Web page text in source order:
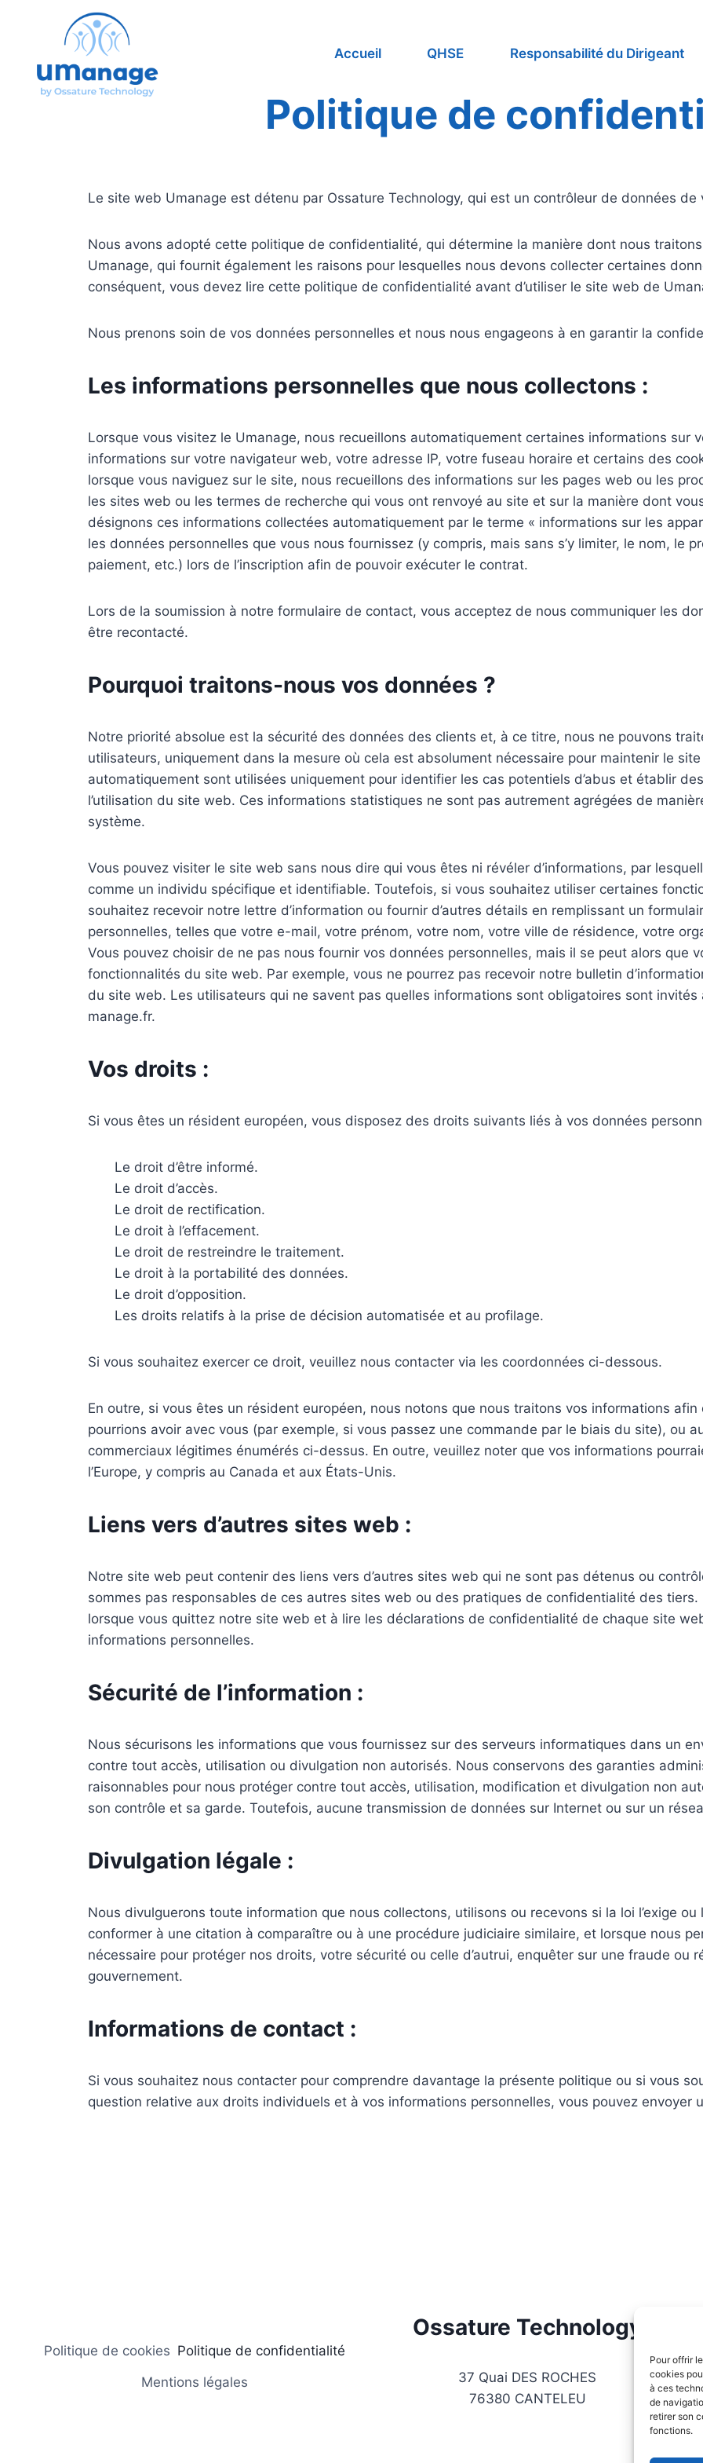
Pour offrir
cookies
à ces
de
retirer son
fonctions.
Accueil QHSE Responsabilité du Dirigeant
Politique de
Le site web Umanage est détenu par Ossature Technology, qui est un contrôleur de données de
Nous avons adopté cette politique de confidentialité, qui détermine la manière dont nous
Umanage, qui fournit également les raisons pour lesquelles nous devons collecter certaines
conséquent, vous devez lire cette politique de confidentialité avant d’utiliser le site web de
Nous prenons soin de vos données personnelles et nous nous engageons à en garantir la
Les informations personnelles que nous collectons :
Lorsque vous visitez le Umanage, nous recueillons automatiquement certaines informations sur
informations sur votre navigateur web, votre adresse IP, votre fuseau horaire et certains des
lorsque vous naviguez sur le site, nous recueillons des informations sur les pages web ou les
les sites web ou les termes de recherche qui vous ont renvoyé au site et sur la manière dont
désignons ces informations collectées automatiquement par le terme « informations sur les
les données personnelles que vous nous fournissez (y compris, mais sans s’y limiter, le nom, le
paiement, etc.) lors de l’inscription afin de pouvoir exécuter le contrat.
Lors de la soumission à notre formulaire de contact, vous acceptez de nous communiquer les
être recontacté.
Pourquoi traitons-nous vos données ?
Notre priorité absolue est la sécurité des données des clients et, à ce titre, nous ne pouvons
utilisateurs, uniquement dans la mesure où cela est absolument nécessaire pour maintenir le
automatiquement sont utilisées uniquement pour identifier les cas potentiels d’abus et établir
l’utilisation du site web. Ces informations statistiques ne sont pas autrement agrégées de
système.
Vous pouvez visiter le site web sans nous dire qui vous êtes ni révéler d’informations, par
comme un individu spécifique et identifiable. Toutefois, si vous souhaitez utiliser certaines
souhaitez recevoir notre lettre d’information ou fournir d’autres détails en remplissant un
personnelles, telles que votre e-mail, votre prénom, votre nom, votre ville de résidence, votre
Vous pouvez choisir de ne pas nous fournir vos données personnelles, mais il se peut alors que
fonctionnalités du site web. Par exemple, vous ne pourrez pas recevoir notre bulletin
du site web. Les utilisateurs qui ne savent pas quelles informations sont obligatoires sont
manage.fr.
Vos droits :
Si vous êtes un résident européen, vous disposez des droits suivants liés à vos données
Le droit d’être informé.
Le droit d’accès.
Le droit de rectification.
Le droit à l’effacement.
Le droit de restreindre le traitement.
Le droit à la portabilité des données.
Le droit d’opposition.
Les droits relatifs à la prise de décision automatisée et au profilage.
Si vous souhaitez exercer ce droit, veuillez nous contacter via les coordonnées ci-dessous.
En outre, si vous êtes un résident européen, nous notons que nous traitons vos informations afin
pourrions avoir avec vous (par exemple, si vous passez une commande par le biais du site), ou
commerciaux légitimes énumérés ci-dessus. En outre, veuillez noter que vos informations
l’Europe, y compris au Canada et aux États-Unis.
Liens vers d’autres sites web :
Notre site web peut contenir des liens vers d’autres sites web qui ne sont pas détenus ou
sommes pas responsables de ces autres sites web ou des pratiques de confidentialité des
lorsque vous quittez notre site web et à lire les déclarations de confidentialité de chaque site
informations personnelles.
Sécurité de l’information :
Nous sécurisons les informations que vous fournissez sur des serveurs informatiques dans un
contre tout accès, utilisation ou divulgation non autorisés. Nous conservons des garanties
raisonnables pour nous protéger contre tout accès, utilisation, modification et divulgation non
son contrôle et sa garde. Toutefois, aucune transmission de données sur Internet ou sur un
Divulgation légale :
Nous divulguerons toute information que nous collectons, utilisons ou recevons si la loi l’exige ou
conformer à une citation à comparaître ou à une procédure judiciaire similaire, et lorsque nous
nécessaire pour protéger nos droits, votre sécurité ou celle d’autrui, enquêter sur une fraude ou
gouvernement.
Informations de contact :
Si vous souhaitez nous contacter pour comprendre davantage la présente politique ou si vous
question relative aux droits individuels et à vos informations personnelles, vous pouvez envoyer
Politique de cookies Politique de confidentialité
Mentions légales
Ossature Technology
37 Quai DES ROCHES
76380 CANTELEU